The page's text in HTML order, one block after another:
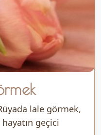
lale görmek,
geçici